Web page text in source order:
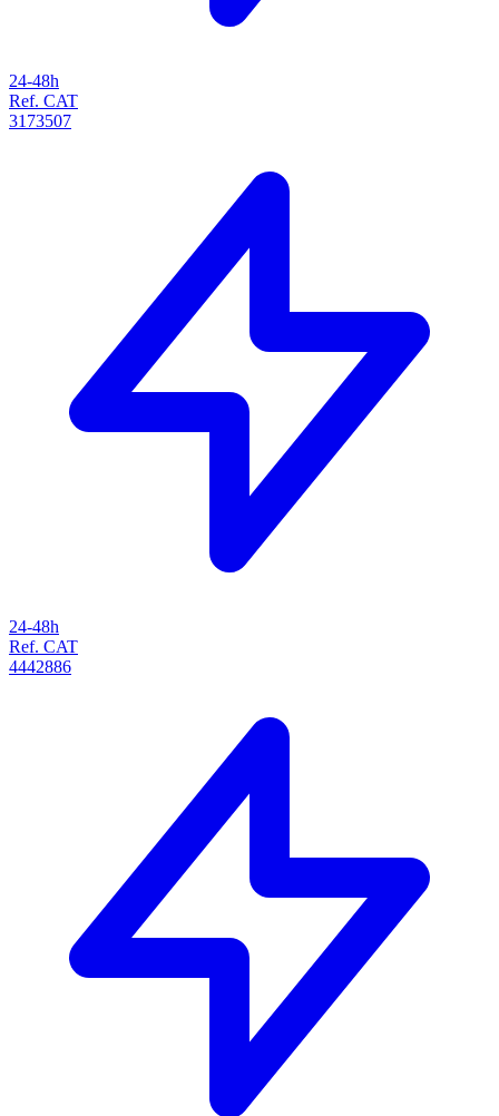
24-48h
Ref. CAT
3173507
24-48h
Ref. CAT
4442886